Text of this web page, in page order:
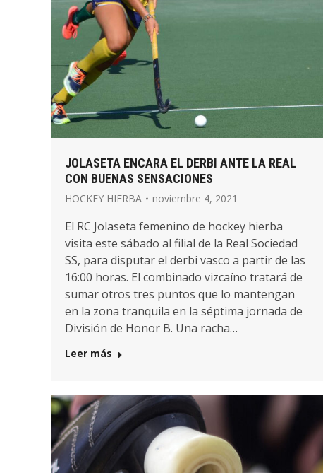
JOLASETA ENCARA EL DERBI ANTE LA REAL
CON BUENAS SENSACIONES
HOCKEY HIERBA noviembre 4, 2021
El RC Jolaseta femenino de hockey hierba
visita este sábado al filial de la Real Sociedad
SS, para disputar el derbi vasco a partir de las
16:00 horas. El combinado vizcaíno tratará de
sumar otros tres puntos que lo mantengan
en la zona tranquila en la séptima jornada de
División de Honor B. Una racha…
Leer más